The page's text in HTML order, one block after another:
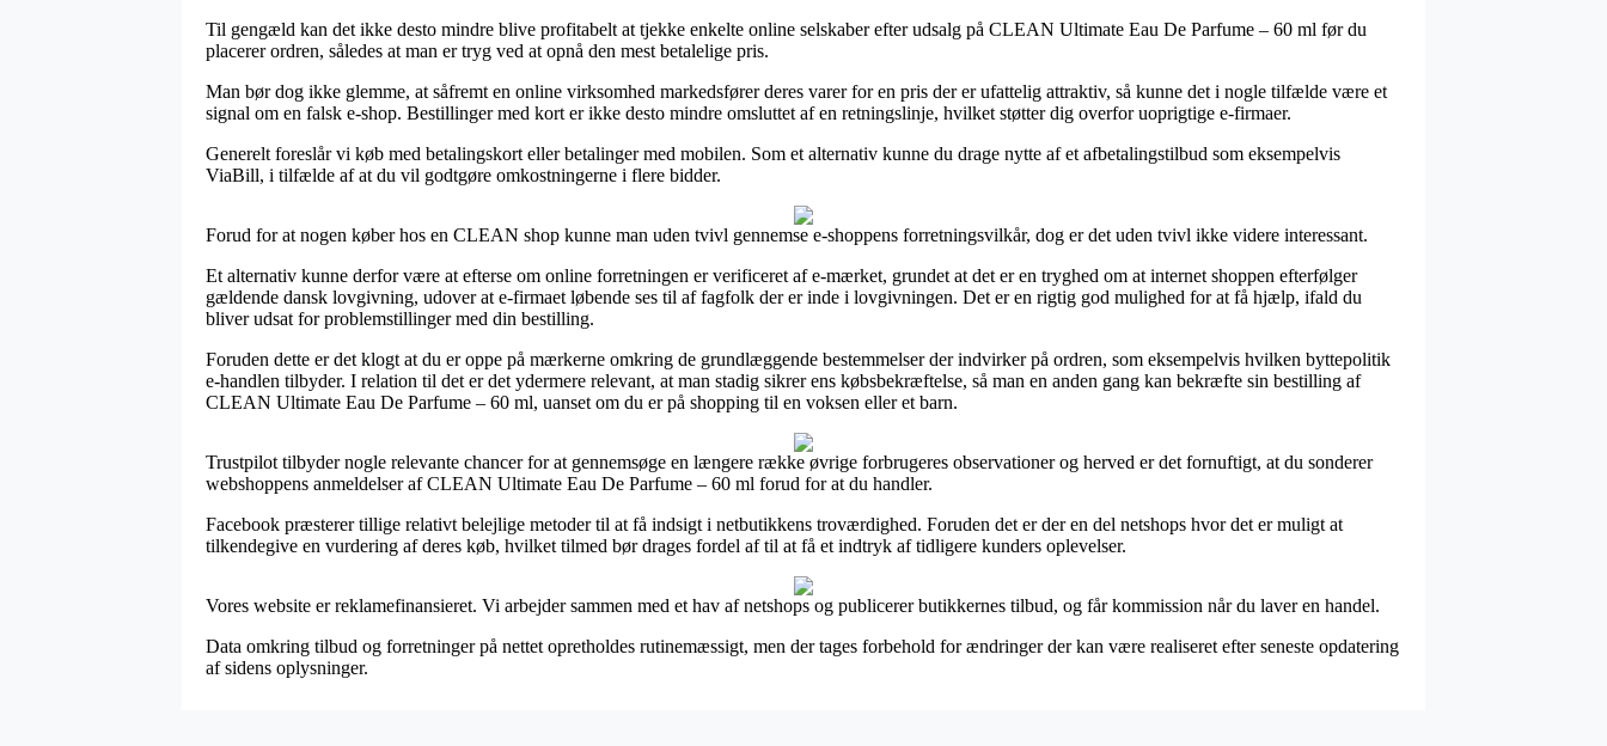
Til gengæld kan det ikke desto mindre blive profitabelt at tjekke enkelte online selskaber efter udsalg på CLEAN Ultimate Eau De Parfume – 60 ml før du
placerer ordren, således at man er tryg ved at opnå den mest betalelige pris.
Man bør dog ikke glemme, at såfremt en online virksomhed markedsfører deres varer for en pris der er ufattelig attraktiv, så kunne det i nogle tilfælde være et
signal om en falsk e-shop. Bestillinger med kort er ikke desto mindre omsluttet af en retningslinje, hvilket støtter dig overfor uoprigtige e-firmaer.
Generelt foreslår vi køb med betalingskort eller betalinger med mobilen. Som et alternativ kunne du drage nytte af et afbetalingstilbud som eksempelvis
ViaBill, i tilfælde af at du vil godtgøre omkostningerne i flere bidder.
Forud for at nogen køber hos en CLEAN shop kunne man uden tvivl gennemse e-shoppens forretningsvilkår, dog er det uden tvivl ikke videre interessant.
Et alternativ kunne derfor være at efterse om online forretningen er verificeret af e-mærket, grundet at det er en tryghed om at internet shoppen efterfølger
gældende dansk lovgivning, udover at e-firmaet løbende ses til af fagfolk der er inde i lovgivningen. Det er en rigtig god mulighed for at få hjælp, ifald du
bliver udsat for problemstillinger med din bestilling.
Foruden dette er det klogt at du er oppe på mærkerne omkring de grundlæggende bestemmelser der indvirker på ordren, som eksempelvis hvilken byttepolitik
e-handlen tilbyder. I relation til det er det ydermere relevant, at man stadig sikrer ens købsbekræftelse, så man en anden gang kan bekræfte sin bestilling af
CLEAN Ultimate Eau De Parfume – 60 ml, uanset om du er på shopping til en voksen eller et barn.
Trustpilot tilbyder nogle relevante chancer for at gennemsøge en længere række øvrige forbrugeres observationer og herved er det fornuftigt, at du sonderer
webshoppens anmeldelser af CLEAN Ultimate Eau De Parfume – 60 ml forud for at du handler.
Facebook præsterer tillige relativt belejlige metoder til at få indsigt i netbutikkens troværdighed. Foruden det er der en del netshops hvor det er muligt at
tilkendegive en vurdering af deres køb, hvilket tilmed bør drages fordel af til at få et indtryk af tidligere kunders oplevelser.
Vores website er reklamefinansieret. Vi arbejder sammen med et hav af netshops og publicerer butikkernes tilbud, og får kommission når du laver en handel.
Data omkring tilbud og forretninger på nettet opretholdes rutinemæssigt, men der tages forbehold for ændringer der kan være realiseret efter seneste opdatering
af sidens oplysninger.